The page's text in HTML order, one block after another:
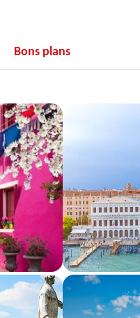
Bons plans